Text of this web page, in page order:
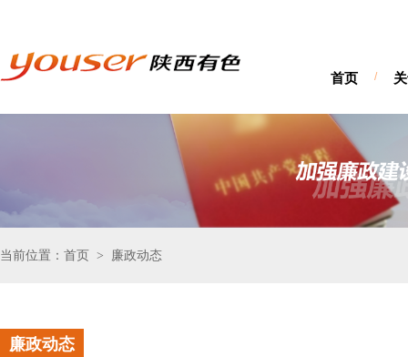
首页 /
当前位置：首页 > 廉政动态
廉政动态